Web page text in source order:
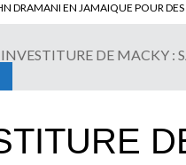
DE TALON A LA TETE DU
INVESTITURE DE MACKY :